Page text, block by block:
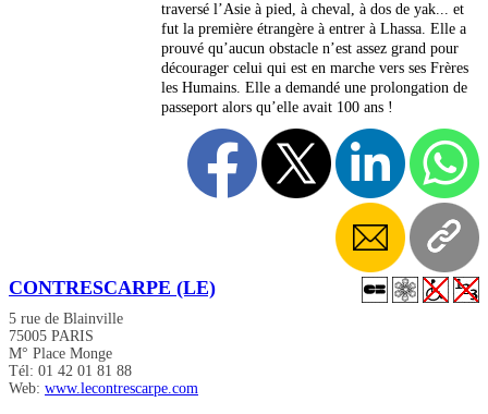
traversé l’Asie à pied, à cheval, à dos de yak... et
fut la première étrangère à entrer à Lhassa. Elle a
prouvé qu’aucun obstacle n’est assez grand pour
décourager celui qui est en marche vers ses Frères
les Humains. Elle a demandé une prolongation de
passeport alors qu’elle avait 100 ans !
CONTRESCARPE (LE)
5 rue de Blainville
75005 PARIS
M° Place Monge
Tél: 01 42 01 81 88
Web: www.lecontrescarpe.com